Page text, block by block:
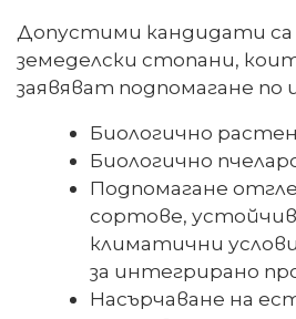
Допустими кандидати
земеделски стопани,
заявяват подпомагане
Биологично
Биологично
Подпомагане
сортове,
климатични
за интегрирано
Насърчаване на